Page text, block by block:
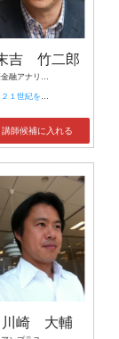
吉 竹二郎
国際金融アナリスト 国連環境計画・金融イニシアチブ（ＵＮＥＰ・ＦＩ）特別顧問
１世紀をどう生きるか】
講師候補に入れる
川崎 大輔